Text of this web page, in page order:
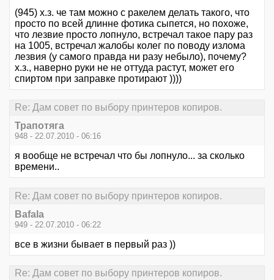
(945) х.з. че там можно с ракелем делать такого, что
просто по всей длинне фотика сыпется, но похоже,
что лезвие просто лопнуло, встречал такое пару раз
на 1005, встречал жалобы колег по поводу излома
лезвия (у самого правда ни разу небыло), почему?
х.з., наверно руки не не оттуда растут, может его
спиртом при заправке протирают ))))
Re: Дам совет по выбору принтеров копиров.
Трапотяга
948 - 22.07.2010 - 06:16
я вообще не встречал что бы лопнуло... за сколько
времени..
Re: Дам совет по выбору принтеров копиров.
Bafala
949 - 22.07.2010 - 06:22
все в жизни бывает в первый раз ))
Re: Дам совет по выбору принтеров копиров.